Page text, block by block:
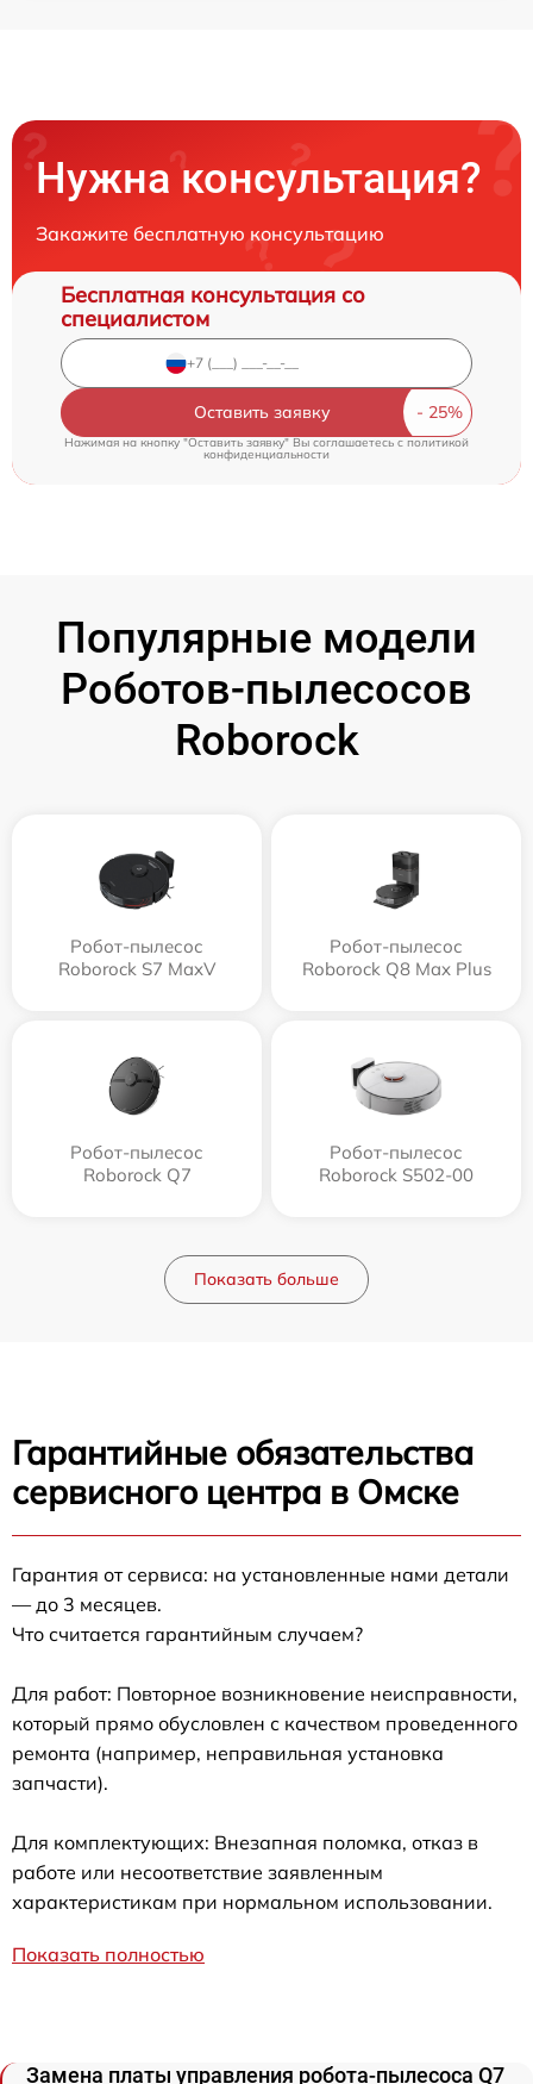
Нужна консультация?
Закажите бесплатную консультацию
Бесплатная консультация со
специалистом
Оставить заявку
Нажимая на кнопку "Оставить заявку" Вы соглашаетесь cполитикой
конфиденциальности
Популярные модели
Роботов-пылесосов
Roborock
Робот-пылесос
Roborock S7 MaxV
Робот-пылесос
Roborock Q8 Max Plus
Робот-пылесос
Roborock Q7
Робот-пылесос
Roborock S502-00
Показать больше
Гарантийные обязательства
сервисного центра в Омске
Гарантия от сервиса: на установленные нами детали
— до 3 месяцев.
Что считается гарантийным случаем?
Для работ: Повторное возникновение неисправности,
который прямо обусловлен с качеством проведенного
ремонта (например, неправильная установка
запчасти).
Для комплектующих: Внезапная поломка, отказ в
работе или несоответствие заявленным
характеристикам при нормальном использовании.
Показать полностью
Замена платы управления робота-пылесоса Q7